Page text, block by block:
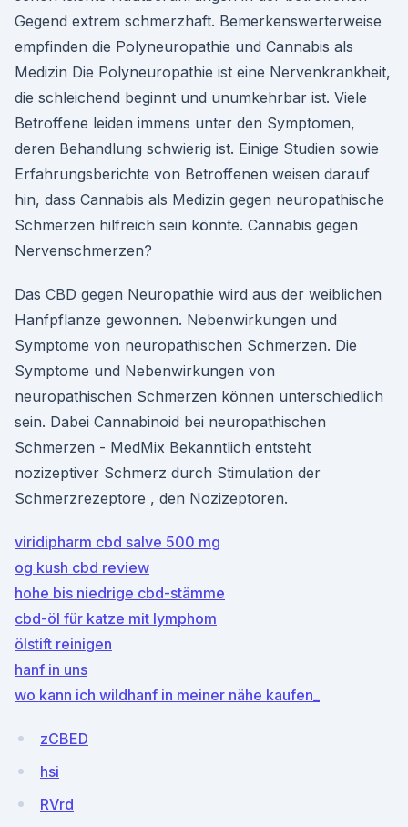
Gegend extrem schmerzhaft. Bemerkenswerterweise
empfinden die Polyneuropathie und Cannabis als
Medizin Die Polyneuropathie ist eine Nervenkrankheit,
die schleichend beginnt und unumkehrbar ist. Viele
Betroffene leiden immens unter den Symptomen,
deren Behandlung schwierig ist. Einige Studien sowie
Erfahrungsberichte von Betroffenen weisen darauf
hin, dass Cannabis als Medizin gegen neuropathische
Schmerzen hilfreich sein könnte. Cannabis gegen
Nervenschmerzen?
Das CBD gegen Neuropathie wird aus der weiblichen
Hanfpflanze gewonnen. Nebenwirkungen und
Symptome von neuropathischen Schmerzen. Die
Symptome und Nebenwirkungen von
neuropathischen Schmerzen können unterschiedlich
sein. Dabei Cannabinoid bei neuropathischen
Schmerzen - MedMix Bekanntlich entsteht
nozizeptiver Schmerz durch Stimulation der
Schmerzrezeptore , den Nozizeptoren.
viridipharm cbd salve 500 mg
og kush cbd review
hohe bis niedrige cbd-stämme
cbd-öl für katze mit lymphom
ölstift reinigen
hanf in uns
wo kann ich wildhanf in meiner nähe kaufen_
zCBED
hsi
RVrd